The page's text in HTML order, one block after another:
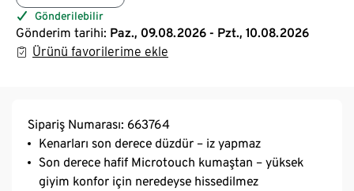
Gönderilebilir
Gönderim tarihi: Paz., 09.08.2026 - Pzt., 10.08.2026
Ürünü favorilerime ekle
Sipariş Numarası: 663764
Kenarları son derece düzdür – iz yapmaz
Son derece hafif Microtouch kumaştan – yüksek
giyim konfor için neredeyse hissedilmez